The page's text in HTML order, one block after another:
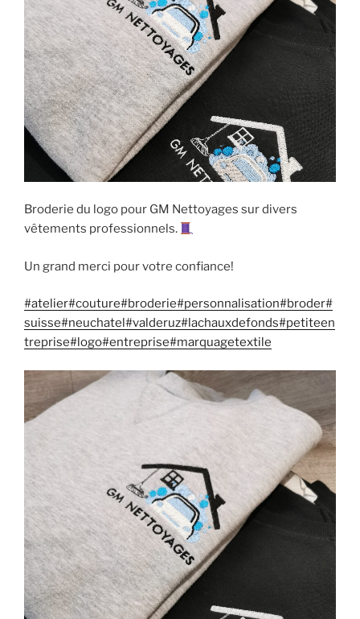
Broderie du logo pour GM Nettoyages sur divers
vêtements professionnels.
Un grand merci pour votre confiance!
#atelier#couture#broderie#personnalisation#broder#
suisse#neuchatel #valderuz#lachauxdefonds#petiteen
treprise#logo#entreprise#marquagetextile